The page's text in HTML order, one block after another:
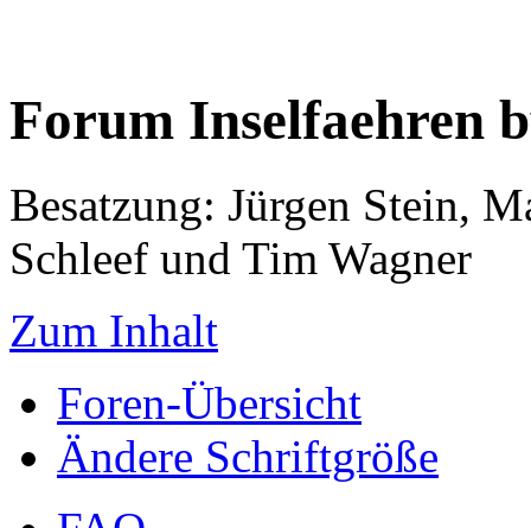
Forum Inselfaehren
Besatzung: Jürgen Stein,
Schleef und Tim Wagner
Zum Inhalt
Foren-Übersicht
Ändere Schriftgröße